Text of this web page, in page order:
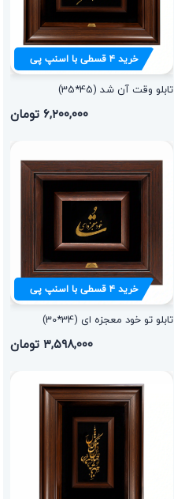
خرید۴قسطی با اسنپ پی
تابلو وقت آن شد (45*35)
۶,۲۰۰,۰۰۰ تومان
خرید۴قسطی با اسنپ پی
تابلو تو خود معجزه ای (34*30)
۳,۵۹۸,۰۰۰ تومان